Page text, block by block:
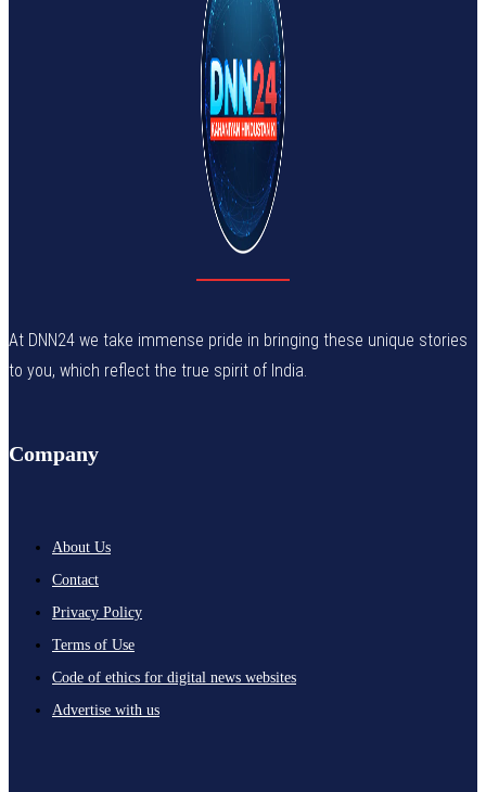
At DNN24 we take immense pride in bringing these unique stories
to you, which reflect the true spirit of India.
Company
About Us
Contact
Privacy Policy
Terms of Use
Code of ethics for digital news websites
Advertise with us